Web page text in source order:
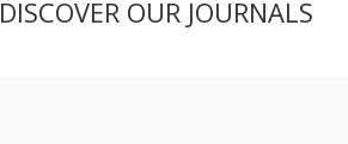
DISCOVER OUR JOURNALS